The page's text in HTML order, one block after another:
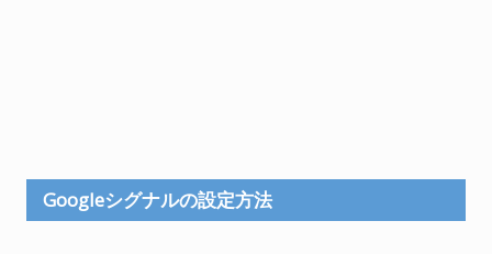
Googleシグナルの設定方法